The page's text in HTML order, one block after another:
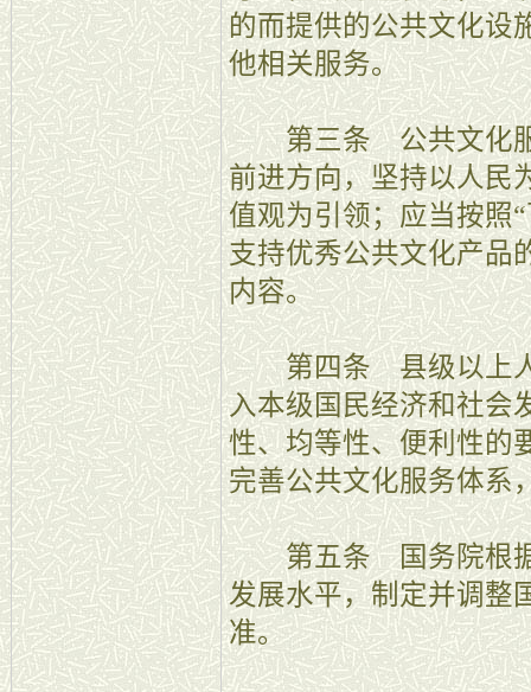
的而提供的公共文化设
他相关服务。
第三条 公共文化服
前进方向，坚持以人民
值观为引领；应当按照
支持优秀公共文化产品
内容。
第四条 县级以上人
入本级国民经济和社会
性、均等性、便利性的
完善公共文化服务体系
第五条 国务院根据
发展水平，制定并调整
准。